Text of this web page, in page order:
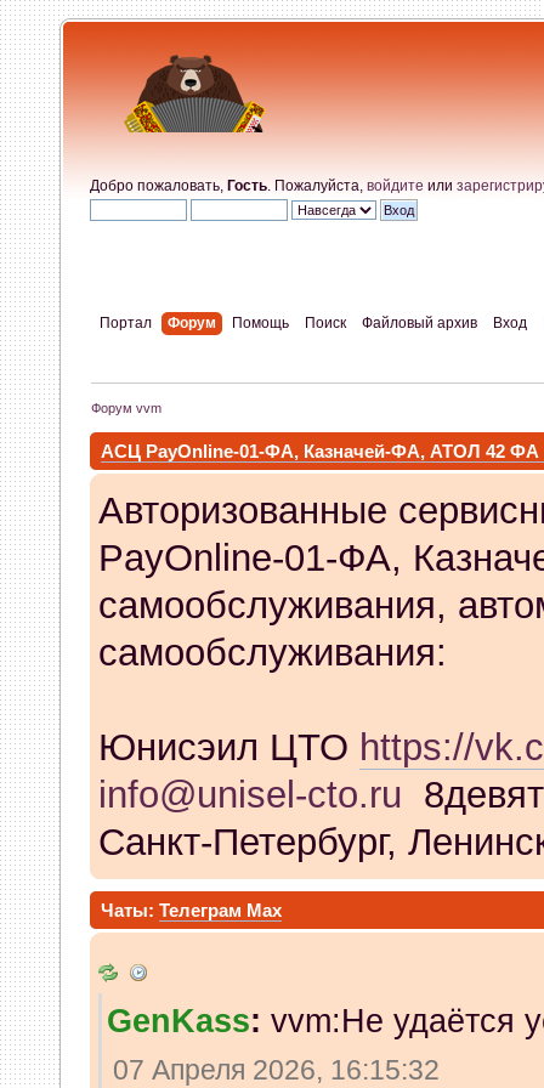
Добро пожаловать, Гость . Пожалуйста, войдите или
Портал Форум Помощь Поиск Файловый архив Вход
Форум vvm
АСЦ PayOnline-01-ФА, Казначей-ФА, АТОЛ 42 ФА
Авторизованные
PayOnline-01-ФА,
самообслуживания,
самообслуживания:
Юнисэил ЦТО https://
info@unisel-cto.ru
Санкт-Петербург,
Чаты:Телеграм Max
GenKass: vvm:Не удаётся
07 Апреля 2026, 16:15:32